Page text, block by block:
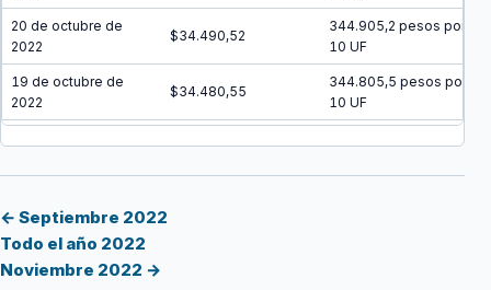
20 de octubre de
2022
$34.490,52
344.905,2 pesos por
10 UF
19 de octubre de
2022
$34.480,55
344.805,5 pesos por
10 UF
$34.470,59
2022
16 de octubre de
2022
← Septiembre 2022
Todo el año 2022
Noviembre 2022 →